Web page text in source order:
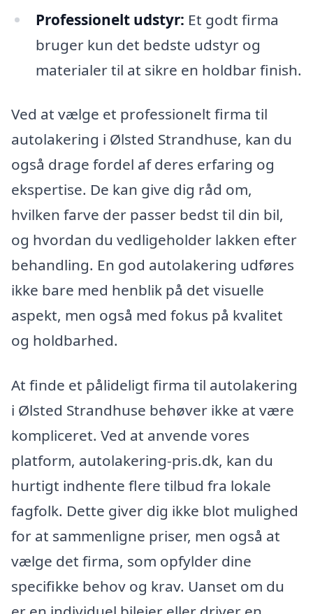
Professionelt udstyr: Et godt firma
bruger kun det bedste udstyr og
materialer til at sikre en holdbar finish.
Ved at vælge et professionelt firma til
autolakering i Ølsted Strandhuse, kan du
også drage fordel af deres erfaring og
ekspertise. De kan give dig råd om,
hvilken farve der passer bedst til din bil,
og hvordan du vedligeholder lakken efter
behandling. En god autolakering udføres
ikke bare med henblik på det visuelle
aspekt, men også med fokus på kvalitet
og holdbarhed.
At finde et pålideligt firma til autolakering
i Ølsted Strandhuse behøver ikke at være
kompliceret. Ved at anvende vores
platform, autolakering-pris.dk, kan du
hurtigt indhente flere tilbud fra lokale
fagfolk. Dette giver dig ikke blot mulighed
for at sammenligne priser, men også at
vælge det firma, som opfylder dine
specifikke behov og krav. Uanset om du